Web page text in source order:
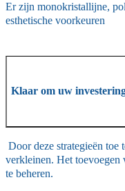
Er zijn monokristallijne,
esthetische voorkeuren
Klaar om uw
Door deze strategieën
verkleinen. Het toevoegen
te beheren.